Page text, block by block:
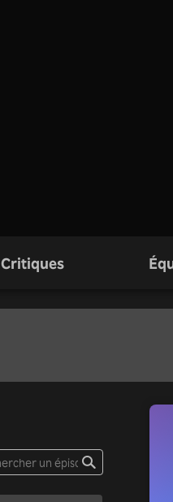
Critiques